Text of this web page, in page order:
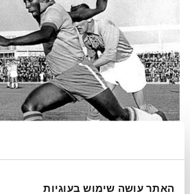
האתר עושה שימוש בעוגיות